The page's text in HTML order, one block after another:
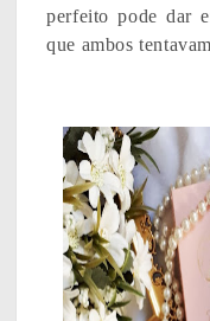
perfeito pode dar
que ambos